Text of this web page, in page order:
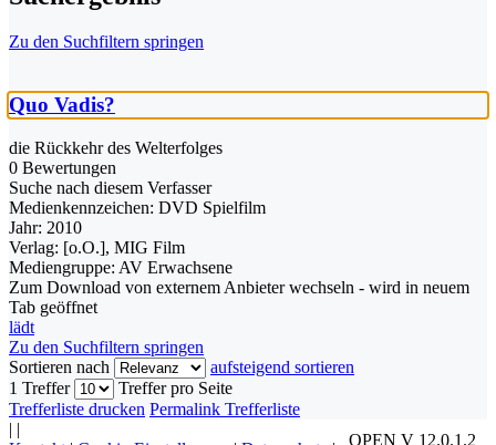
Zu den Suchfiltern springen
Quo Vadis?
die Rückkehr des Welterfolges
0 Bewertungen
Suche nach diesem Verfasser
Medienkennzeichen: DVD Spielfilm
Jahr: 2010
Verlag: [o.O.], MIG Film
Mediengruppe: AV Erwachsene
Zum Download von externem Anbieter wechseln - wird in neuem
Tab geöffnet
lädt
Zu den Suchfiltern springen
Sortieren nach
aufsteigend sortieren
1 Treffer
Treffer pro Seite
Trefferliste drucken Permalink Trefferliste
OPEN V 12.0.1.2
| |